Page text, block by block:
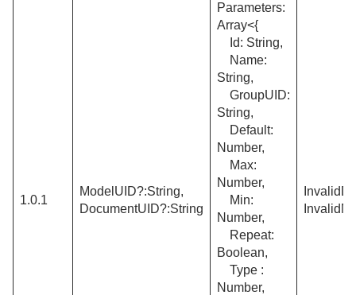
1.0.1
ModelUID?:String,
DocumentUID?:String
Parameters:
Array<{
Id: String,
Name:
String,
GroupUID:
String,
Default:
Number,
Max:
Number,
Min:
Number,
Repeat:
Boolean,
Type :
Number,